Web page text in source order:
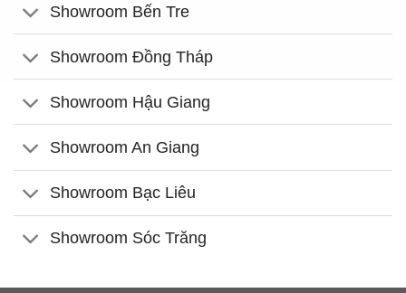
Showroom Bến Tre
Showroom Đồng Tháp
Showroom Hậu Giang
Showroom An Giang
Showroom Bạc Liêu
Showroom Sóc Trăng